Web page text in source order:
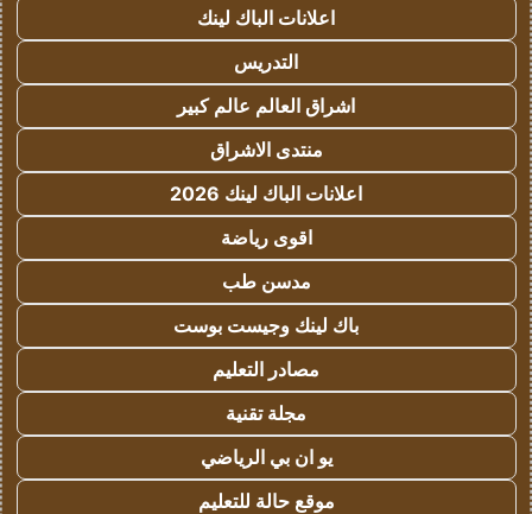
اعلانات الباك لينك
التدريس
اشراق العالم عالم كبير
منتدى الاشراق
اعلانات الباك لينك 2026
اقوى رياضة
مدسن طب
باك لينك وجيست بوست
مصادر التعليم
مجلة تقنية
يو ان بي الرياضي
موقع حالة للتعليم